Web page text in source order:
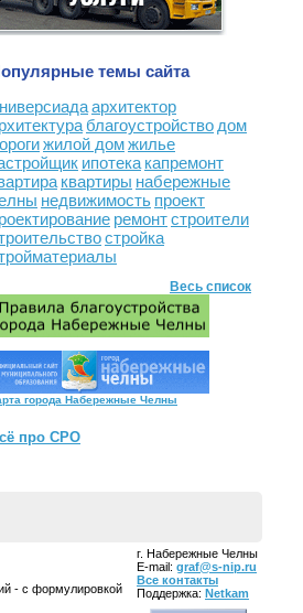
темы сайта
архитектор
благоустройство дом
жилой домжилье
ипотека капремонт
квартиры набережные
недвижимость проект
ремонтстроители
стройка
Весь список
города Набережные Челны
про СРО
- с формулировкой
г. Набережные Челны
E-mail: graf@s-nip.ru
Все контакты
Поддержка: Netkam